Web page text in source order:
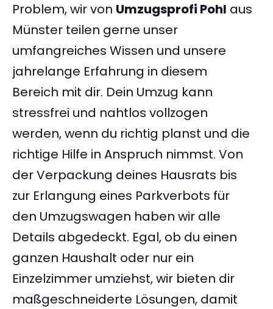
Problem, wir von Umzugsprofi Pohl aus
Münster teilen gerne unser
umfangreiches Wissen und unsere
jahrelange Erfahrung in diesem
Bereich mit dir. Dein Umzug kann
stressfrei und nahtlos vollzogen
werden, wenn du richtig planst und die
richtige Hilfe in Anspruch nimmst. Von
der Verpackung deines Hausrats bis
zur Erlangung eines Parkverbots für
den Umzugswagen haben wir alle
Details abgedeckt. Egal, ob du einen
ganzen Haushalt oder nur ein
Einzelzimmer umziehst, wir bieten dir
maßgeschneiderte Lösungen, damit